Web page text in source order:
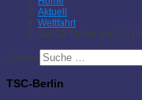
Aktuell
Wettfahrt
SailGP Dubai am 13./
Suchen
TSC-Berlin